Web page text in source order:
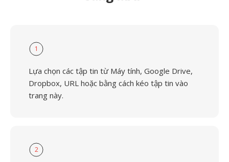
1
Lựa chọn các tập tin từ Máy tính, Google Drive,
Dropbox, URL hoặc bằng cách kéo tập tin vào
trang này.
2